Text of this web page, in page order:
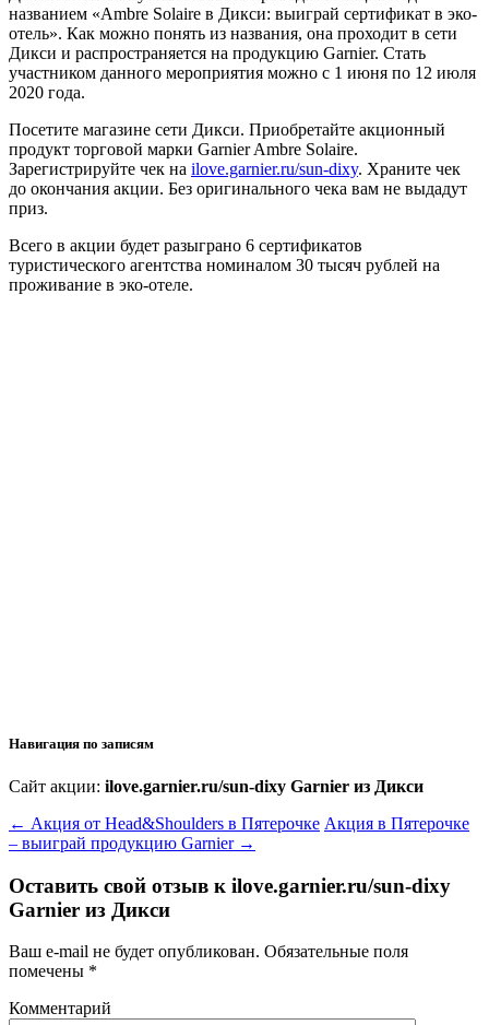
названием «Ambre Solaire в Дикси: выиграй сертификат в эко-
отель». Как можно понять из названия, она проходит в сети
Дикси и распространяется на продукцию Garnier. Стать
участником данного мероприятия можно с 1 июня по 12 июля
2020 года.
Посетите магазине сети Дикси. Приобретайте акционный
продукт торговой марки Garnier Ambre Solaire.
Зарегистрируйте чек на ilove.garnier.ru/sun-dixy. Храните чек
до окончания акции. Без оригинального чека вам не выдадут
приз.
Всего в акции будет разыграно 6 сертификатов
туристического агентства номиналом 30 тысяч рублей на
проживание в эко-отеле.
Навигация по записям
Сайт акции: ilove.garnier.ru/sun-dixy Garnier из Дикси
← Акция от Head&Shoulders в Пятерочке Акция в Пятерочке
– выиграй продукцию Garnier →
Оставить свой отзыв к ilove.garnier.ru/sun-dixy
Garnier из Дикси
Ваш e-mail не будет опубликован. Обязательные поля
помечены *
Комментарий